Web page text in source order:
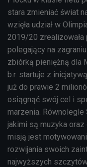
stara zmieniać świat
wzięła udział w
2019/20 zrealizowała
polegający na
zbiórką pieniężną dla
b.r. startuje z
już do prawie 2
osiągnąć swój cel i
marzenia.
jakimi są muzyka
misją jest
rozwijania swoich
najwyższych